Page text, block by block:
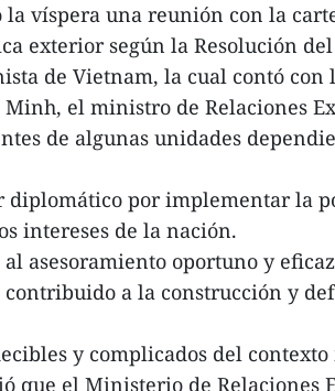
la víspera una reunión con la
exterior según la Resolución
de Vietnam, la cual contó con
el ministro de Relaciones
de algunas unidades
diplomático por implementar la
intereses de la nación.
asesoramiento oportuno y
contribuido a la construcción y
y complicados del
que el Ministerio de Relaciones